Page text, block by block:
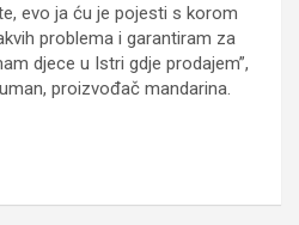
evo ja ću je pojesti s korom
problema i garantiram za
djece u Istri gdje prodajem”,
proizvođač mandarina.